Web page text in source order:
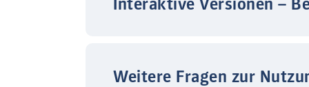
Interaktive Versionen –
Weitere Fragen zur